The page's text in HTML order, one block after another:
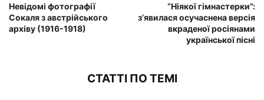
Невідомі фотографії
Сокаля з австрійського
архіву (1916-1918)
“Ніякої гімнастерки”:
з’явилася осучаснена версія
вкраденої росіянами
української пісні
СТАТТІ ПО ТЕМІ